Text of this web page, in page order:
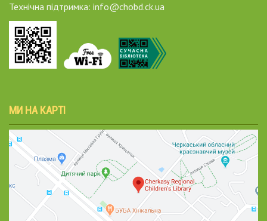
Технічна підтримка: info@chobd.ck.ua
МИ НА КАРТІ